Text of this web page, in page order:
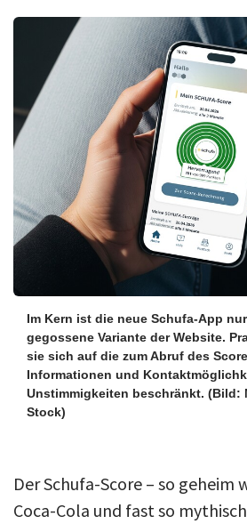
Mac Life+
Im Kern ist die neue Schufa-App
gegossene Variante der Website.
sie sich auf die zum Abruf des
Informationen und
Unstimmigkeiten beschränkt. (Bild:
Stock)
Der Schufa-Score – so geheim
Coca-Cola und fast so